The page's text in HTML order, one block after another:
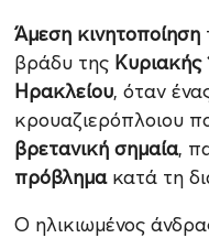
Άμεση κινητοποίηση
βράδυ της Κυριακής
Ηρακλείου, όταν
κρουαζιερόπλοιου
βρετανική σημαία,
πρόβλημακατά τη
Ο ηλικιωμένος